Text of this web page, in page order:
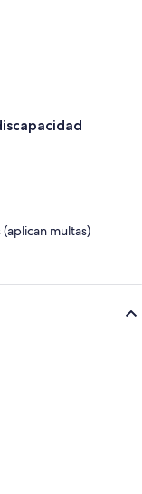
multas)